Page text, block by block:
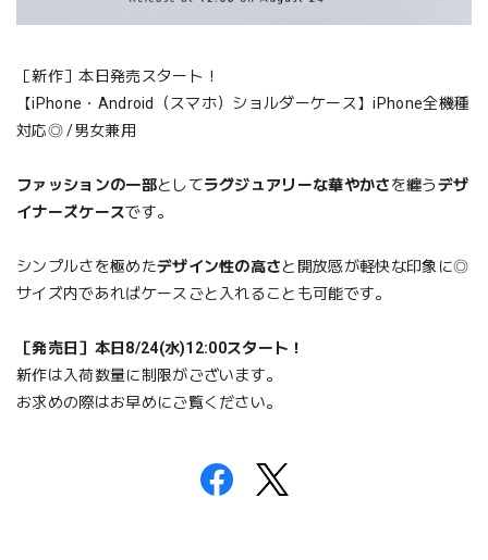
［新作］本日発売スタート！
【iPhone・Android（スマホ）ショルダーケース】iPhone全機種
対応◎ /男女兼用
ファッションの一部としてラグジュアリーな華やかさを纏うデザ
イナーズケースです。
シンプルさを極めたデザイン性の高さと開放感が軽快な印象に◎
サイズ内であればケースごと入れることも可能です。
［発売日］本日8/24(水)12:00スタート！
新作は入荷数量に制限がございます。
お求めの際はお早めにご覧ください。